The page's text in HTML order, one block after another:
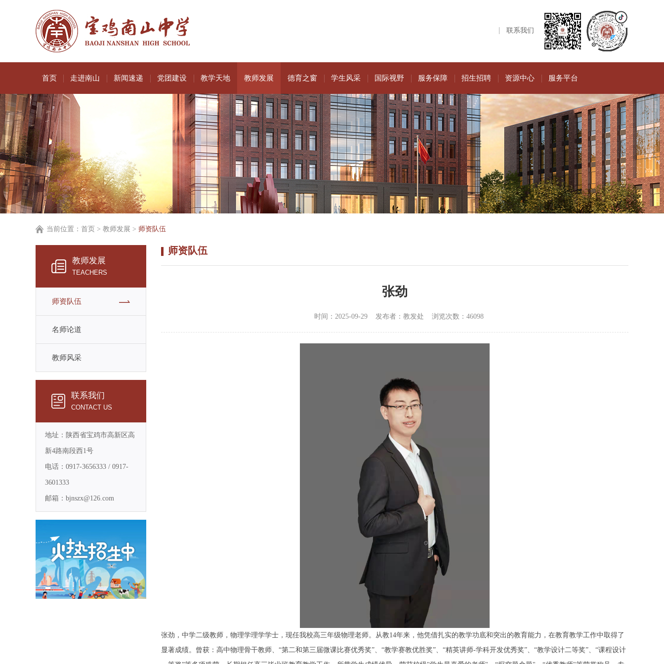
联系我们
首页 走进南山 新闻速递 党团建设 教学天地 教师发展 德育之窗 学生风采 国际视野 服务保障 招生招聘 资源中心 服务平台
当前位置： 首页 > 教师发展 > 师资队伍
教师发展
TEACHERS
师资队伍
名师论道
教师风采
联系我们
CONTACT US
地址：陕西省宝鸡市高新区高
新4路南段西1号
电话：0917-3656333 / 0917-
3601333
邮箱：bjnszx@126.com
师资队伍
张劲
时间：2025-09-29 发布者：教发处 浏览次数：46098
张劲，中学二级教师，物理学理学学士，现任我校高三年级物理老师。从教14年来，他凭借扎实的教学功底和突出的教育能力，在教育教学工作中取得了
显著成绩。曾获：高中物理骨干教师、“第二和第三届微课比赛优秀奖”、“教学赛教优胜奖”、“精英讲师-学科开发优秀奖”、“教学设计二等奖”、“课程设计